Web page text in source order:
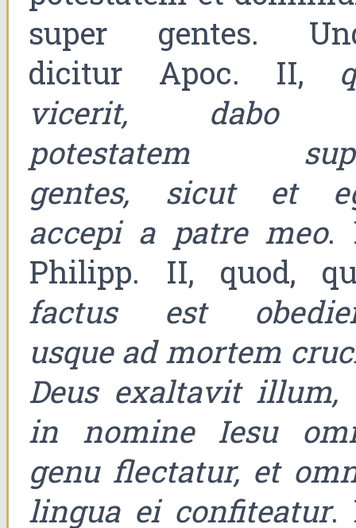
super gentes.
dicitur Apoc. II,
vicerit, dabo
potestatem
gentes, sicut et
accepi a patre meo.
Philipp. II, quod,
factus est
usque ad mortem
Deus exaltavit illum,
in nomine Iesu
genu flectatur, et
lingua ei confiteatur.